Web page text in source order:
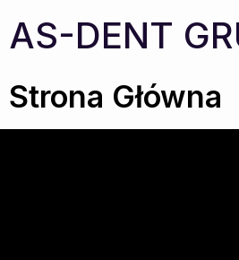
AS-DENT
Strona Główna